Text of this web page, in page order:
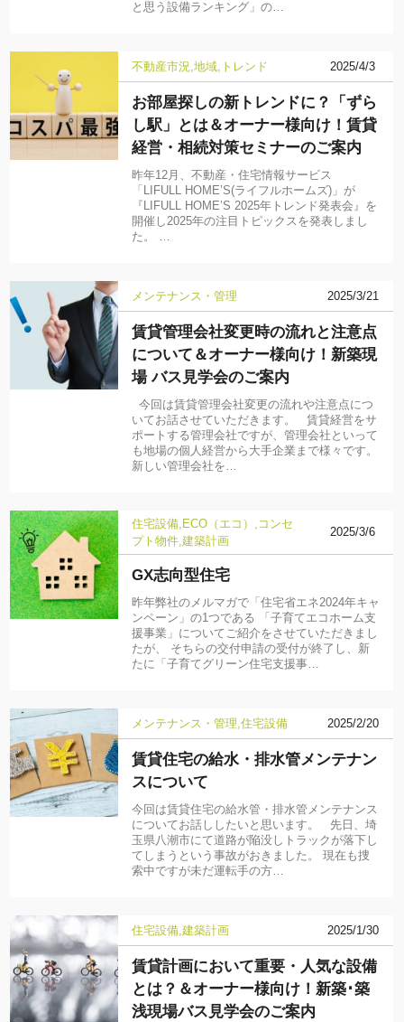
と思う設備ランキング」の…
不動産市況 地域 トレンド 2025/4/3
お部屋探しの新トレンドに？「ずら
し駅」とは＆オーナー様向け！賃貸
経営・相続対策セミナーのご案内
昨年12月、不動産・住宅情報サービス
「LIFULL HOME’S(ライフルホームズ)」が
『LIFULL HOME’S 2025年トレンド発表会』を
開催し2025年の注目トピックスを発表しまし
た。 …
メンテナンス・管理 2025/3/21
賃貸管理会社変更時の流れと注意点
について＆オーナー様向け！新築現
場 バス見学会のご案内
今回は賃貸管理会社変更の流れや注意点につ
いてお話させていただきます。 賃貸経営をサ
ポートする管理会社ですが、管理会社といって
も地場の個人経営から大手企業まで様々です。
新しい管理会社を…
住宅設備 ECO（エコ）
コンセ
プト物件 建築計画
2025/3/6
GX志向型住宅
昨年弊社のメルマガで「住宅省エネ2024年キャ
ンペーン」の1つである 「子育てエコホーム支
援事業」についてご紹介をさせていただきまし
たが、 そちらの交付申請の受付が終了し、新
たに「子育てグリーン住宅支援事…
メンテナンス・管理 住宅設備 2025/2/20
賃貸住宅の給水・排水管メンテナン
スについて
今回は賃貸住宅の給水管・排水管メンテナンス
についてお話ししたいと思います。 先日、埼
玉県八潮市にて道路が陥没しトラックが落下し
てしまうという事故がおきました。 現在も捜
索中ですが未だ運転手の方…
住宅設備 建築計画 2025/1/30
賃貸計画において重要・人気な設備
とは？＆オーナー様向け！新築･築
浅現場バス見学会のご案内